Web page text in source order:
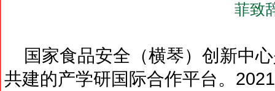
菲致
国家食品安全（横琴）创新中
共建的产学研国际合作平台。